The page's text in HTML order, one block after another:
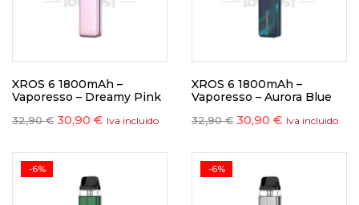
XROS 6 1800mAh –
Vaporesso – Dreamy Pink
32,90€ 30,90 € Iva incluido
XROS 6 1800mAh –
Vaporesso – Aurora Blue
32,90€ 30,90 € Iva incluido
-6% -6%